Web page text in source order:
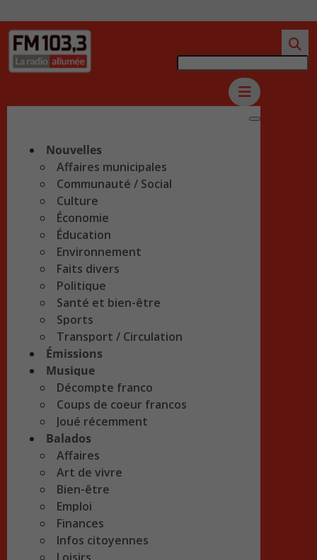
Nouvelles
Affaires municipales
Communauté / Social
Culture
Économie
Éducation
Environnement
Faits divers
Politique
Santé et bien-être
Sports
Transport / Circulation
Émissions
Musique
Décompte franco
Coups de coeur francos
Joué récemment
Balados
Affaires
Art de vivre
Bien-être
Emploi
Finances
Infos citoyennes